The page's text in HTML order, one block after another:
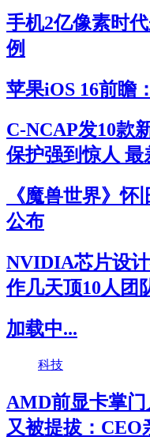
手机2亿像素时
例
苹果iOS 16前瞻
C-NCAP发10款
保护强到惊人
《魔兽世界》
公布
NVIDIA芯片设
作几天顶10人团
加载中...
科技
AMD前显卡掌
又被提拔：CEO